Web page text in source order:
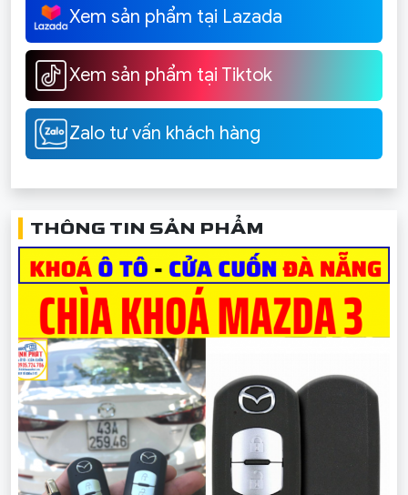
Xem sản phẩm tại Lazada
Xem sản phẩm tại Tiktok
Zalo tư vấn khách hàng
THÔNG TIN SẢN PHẨM